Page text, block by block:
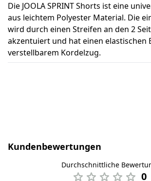
Die JOOLA SPRINT Shorts ist eine
aus leichtem Polyester Material. Die
wird durch einen Streifen an den 2
akzentuiert und hat einen elastischen
verstellbarem Kordelzug.
Kundenbewertungen
Durchschnittliche
0